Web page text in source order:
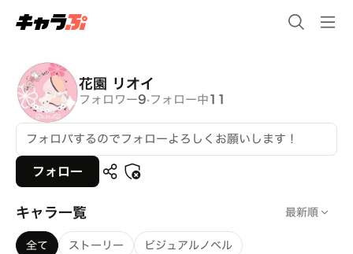
花園 リオイ
フォロワー9· フォロー中 11
フォロバするのでフォローよろしくお願いします！
フォロー
キャラ一覧 最新順
全て ストーリー ビジュアルノベル